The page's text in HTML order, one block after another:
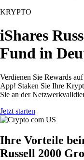
KRYPTO
iShares
Fund in
Verdienen Sie Rewards
App! Staken Sie Ihre
Sie an der
Jetzt starten
Ihre Vorteile
Russell 2000